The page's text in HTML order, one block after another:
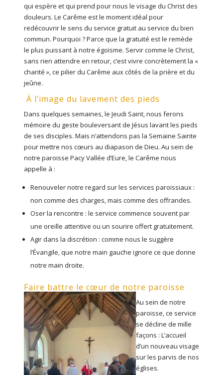
qui espère et qui prend pour nous le visage du Christ des
douleurs. Le Carême est le moment idéal pour
redécouvrir le sens du service gratuit au service du bien
commun. Pourquoi ? Parce que la gratuité est le remède
le plus puissant à notre égoïsme. Servir comme le Christ,
sans rien attendre en retour, c’est vivre concrètement la «
charité », ce pilier du Carême aux côtés de la prière et du
jeûne.
À l’image du lavement des pieds
Dans quelques semaines, le Jeudi Saint, nous ferons
mémoire du geste bouleversant de Jésus lavant les pieds
de ses disciples. Mais n’attendons pas la Semaine Sainte
pour mettre nos cœurs au diapason de Dieu. Au sein de
notre paroisse Pacy Vallée d’Eure, le Carême nous
appelle à :
Renouveler notre regard sur les services paroissiaux :
non comme des charges, mais comme des offrandes.
Oser la rencontre : le service commence souvent par
une oreille attentive ou un sourire offert gratuitement.
Agir dans la discrétion : comme nous le suggère
l’Évangile, que notre main gauche ignore ce que donne
notre main droite.
Faire battre le cœur de notre paroisse
Au sein de notre
paroisse, ce service
se décline de mille
façons : L’accueil
d’un nouveau visage
sur les parvis de nos
églises.